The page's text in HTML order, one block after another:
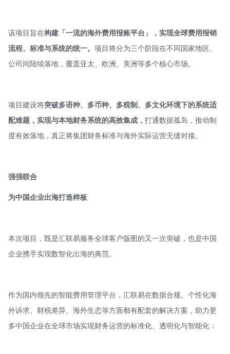
该项目旨在构建「一流的海外费用报账平台」，实现全球费用报销
流程、标准与系统的统一。 项目将分为三个阶段在不同国家地区、
公司间陆续落地，覆盖亚太、欧洲、美洲等多个核心市场。
项目建设将突破多语种、多币种、多税制、多文化环境下的系统适
配难题，实现与本地财务系统的高效集成， 打通数据孤岛，推动制
度有效落地，真正将集团财务标准与海外实际运营无缝对接。
强强联合
为中国企业出海打造样板
本次项目，既是汇联易服务全球客户版图的又一次突破，也是中国
企业携手实现数智化出海的典范。
作为国内领先的智能费用管理平台，汇联易在数据合规、个性化海
外诉求、财税差异、海外生态等方面都有配套的解决方案，助力更
多中国企业在全球市场实现财务运营的标准化、透明化与智能化：